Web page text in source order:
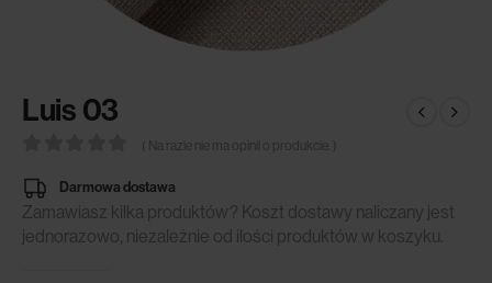
Luis 03
( Na razie nie ma opinii o produkcie. )
Darmowa dostawa
Zamawiasz kilka produktów? Koszt dostawy naliczany jest
jednorazowo, niezależnie od ilości produktów w koszyku.